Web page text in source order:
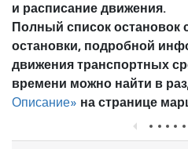
и расписание движения.
Полный список остановок
остановки, подробной
движения транспортных
времени можно найти в
Описание» на странице